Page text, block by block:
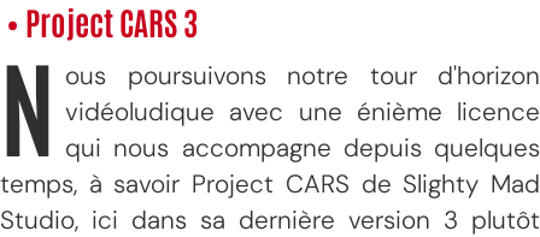
• Project CARS 3
N ous poursuivons notre tour d'horizon
vidéoludique avec une énième licence
qui nous accompagne depuis quelques
temps, à savoir Project CARS de Slighty Mad
Studio, ici dans sa dernière version 3 plutôt